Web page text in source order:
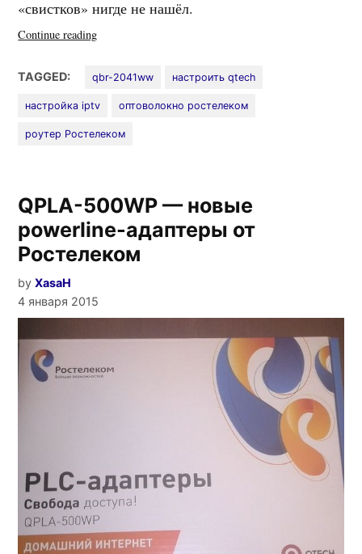
«свистков» нигде не нашёл.
Continue reading«Настройка
QBR-
от
в
TAGGED: qbr-2041ww настроить qtech
настройка iptv оптоволокно ростелеком
роутер Ростелеком
QPLA-500WP — новые
powerline-адаптеры от
Ростелеком
by XasaH
4 января 2015